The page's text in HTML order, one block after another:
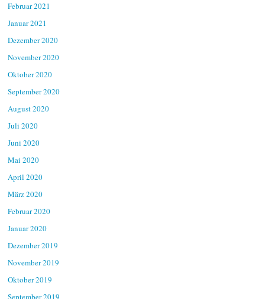
Februar 2021
Januar 2021
Dezember 2020
November 2020
Oktober 2020
September 2020
August 2020
Juli 2020
Juni 2020
Mai 2020
April 2020
März 2020
Februar 2020
Januar 2020
Dezember 2019
November 2019
Oktober 2019